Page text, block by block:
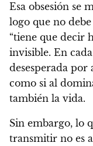
Esa obsesión se
logo que no
“tiene que decir
invisible. En
desesperada
como si al
también la vida.
Sin embargo, lo
transmitir no es